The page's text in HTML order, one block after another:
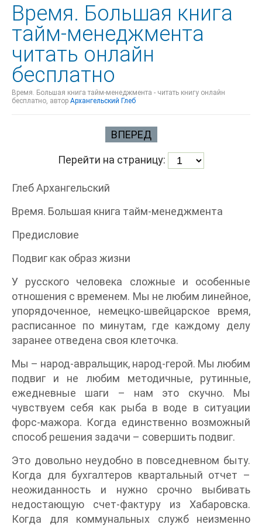
Время. Большая книга
тайм-менеджмента
читать онлайн
бесплатно
Время. Большая книга тайм-менеджмента - читать книгу онлайн
бесплатно, автор Архангельский Глеб
ВПЕРЕД
Перейти на страницу:
Глеб Архангельский
Время. Большая книга тайм-менеджмента
Предисловие
Подвиг как образ жизни
У русского человека сложные и особенные
отношения с временем. Мы не любим линейное,
упорядоченное, немецко-швейцарское время,
расписанное по минутам, где каждому делу
заранее отведена своя клеточка.
Мы – народ-авральщик, народ-герой. Мы любим
подвиг и не любим методичные, рутинные,
ежедневные шаги – нам это скучно. Мы
чувствуем себя как рыба в воде в ситуации
форс-мажора. Когда единственно возможный
способ решения задачи – совершить подвиг.
Это довольно неудобно в повседневном быту.
Когда для бухгалтеров квартальный отчет –
неожиданность и нужно срочно выбивать
недостающую счет-фактуру из Хабаровска.
Когда для коммунальных служб неизменно